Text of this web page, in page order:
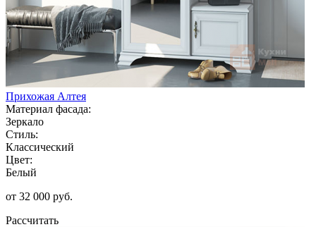
Прихожая Алтея
Материал фасада:
Зеркало
Стиль:
Классический
Цвет:
Белый
от 32 000 руб.
Рассчитать